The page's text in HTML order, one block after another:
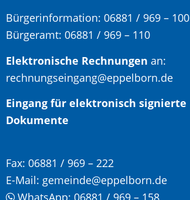
Bürgerinformation: 06881 / 969 – 100
Bürgeramt: 06881 / 969 – 110
Elektronische Rechnungen an:
rechnungseingang@eppelborn.de
Eingang für elektronisch signierte
Dokumente
Fax: 06881 / 969 – 222
E-Mail: gemeinde@eppelborn.de